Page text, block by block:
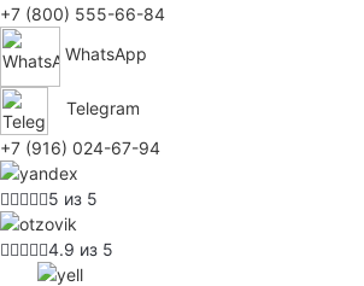
+7 (800) 555-66-84
WhatsApp
Telegram
+7 (916) 024-67-94
5 из 5
4.9 из 5